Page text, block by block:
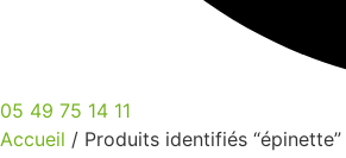
05 49 75 14 11
Accueil / Produits identifiés “épinette”